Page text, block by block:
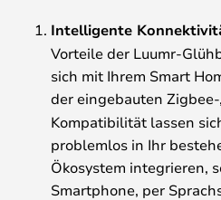
Intelligente
Vorteile der Luumr-
sich mit Ihrem Smart
der eingebauten
Kompatibilität lassen
problemlos in Ihr
Ökosystem integrieren,
Smartphone, per